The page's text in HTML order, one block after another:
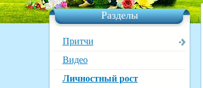
Разделы
Притчи
Видео
Личностный рост